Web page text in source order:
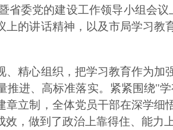
省委党的建设工作领导小组会
的讲话精神，以及市局学习教
精心组织，把学习教育作为加
进、高标准落实。紧紧围绕"
立制，全体党员干部在深学细
，做到了政治上靠得住、能力